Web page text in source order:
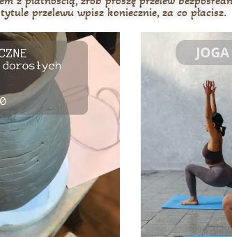
przelewu wpisz koniecznie, za co płacisz.